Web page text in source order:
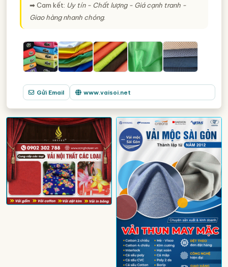
➡ Cam kết: Uy tín - Chất lượng - Giá cạnh tranh -
Giao hàng nhanh chóng.
Gửi Email www.vaisoi.net